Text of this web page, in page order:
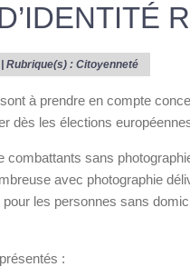
Rubrique(s) : Citoyenneté
à prendre en compte
dès les élections
combattants sans
avec photographie
les personnes sans
: